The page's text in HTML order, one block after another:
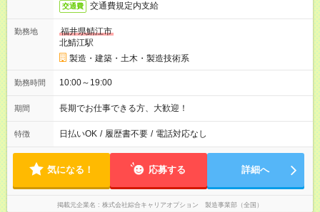
交通費 交通費規定内支給
勤務地
福井県鯖江市
北鯖江駅
製造・建築・土木・製造技術系
勤務時間 10:00～19:00
期間 長期でお仕事できる方、大歓迎！
特徴 日払いOK / 履歴書不要 / 電話対応なし
気になる！ 応募する 詳細へ
掲載元企業名 株式会社綜合キャリアオプション 製造事業部（全国）